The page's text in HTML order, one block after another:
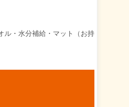
ル・水分補給・マット（お持